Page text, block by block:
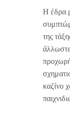
Η έδρα
της
καζίνο